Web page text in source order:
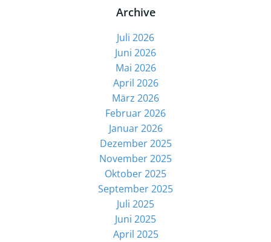
Archive
Juli 2026
Juni 2026
Mai 2026
April 2026
März 2026
Februar 2026
Januar 2026
Dezember 2025
November 2025
Oktober 2025
September 2025
Juli 2025
Juni 2025
April 2025